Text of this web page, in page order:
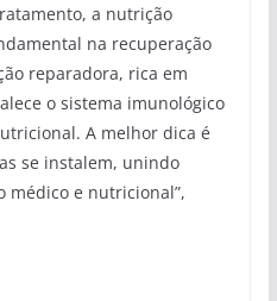
a nutrição
na recuperação
reparadora, rica em
o sistema imunológico
A melhor dica é
se instalem, unindo
médico e nutricional”,